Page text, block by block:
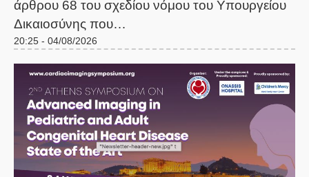
άρθρου 68 του σχεδίου νόμου του Υπουργείου
Δικαιοσύνης που…
20:25 - 04/08/2026